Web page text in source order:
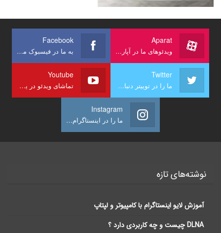
Aparat
ویدئوهای ما در آپارات
Facebook
به ما در فیسبوک ملحق شوید
Twitter
ما را در توییتر دنبال کنید
Youtube
تماشای ویدئو در یوتیوب
Instagram
ما را در اینستاگرام دنبال کنید
نوشته‌های تازه
آموزش لایو اینستاگرام با کامپیوتر و لپتاپ
DLNA چیست و چه کاربردی دارد ؟